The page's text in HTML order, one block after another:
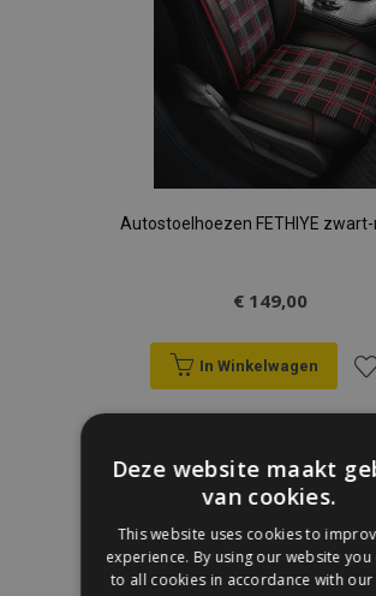
Autostoelhoezen FETHIYE zwart-
€ 149,00
In Winkelwagen
Deze website maakt
van cookies.
This website uses cookies to
experience. By using our website you
to all cookies in accordance with our